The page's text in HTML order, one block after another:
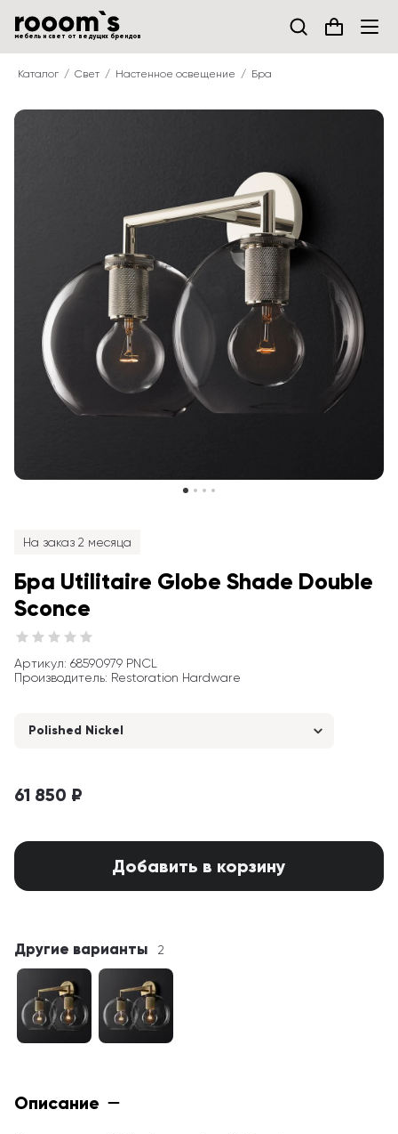
мебель и свет от ведущих брендов
Каталог Свет Настенное освещение Бра
На заказ 2 месяца
Бра Utilitaire Globe Shade Double
Sconce
Артикул: 68590979 PNCL
Производитель: Restoration Hardware
Polished Nickel
61 850 ₽
Добавить в корзину
Другие варианты 2
Описание